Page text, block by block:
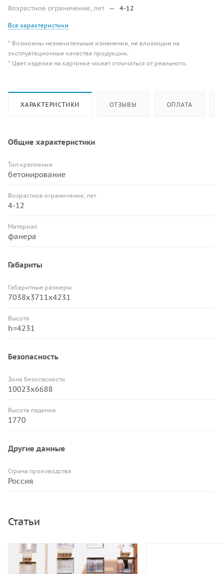
Возрастное ограничение, лет — 4-12
Все характеристики
* Возможны незначительные изменения, не влияющие на
эксплуатационные качества продукции.
* Цвет изделия на картинке может отличаться от реального.
ХАРАКТЕРИСТИКИ ОТЗЫВЫ ОПЛАТА
Общие характеристики
Тип крепления
бетонирование
Возрастное ограничение, лет
4-12
Материал
фанера
Габариты
Габаритные размеры
7038х3711х4231
Высота
h=4231
Безопасность
Зона безопасности
10023х6688
Высота падения
1770
Другие данные
Страна производства
Россия
Статьи